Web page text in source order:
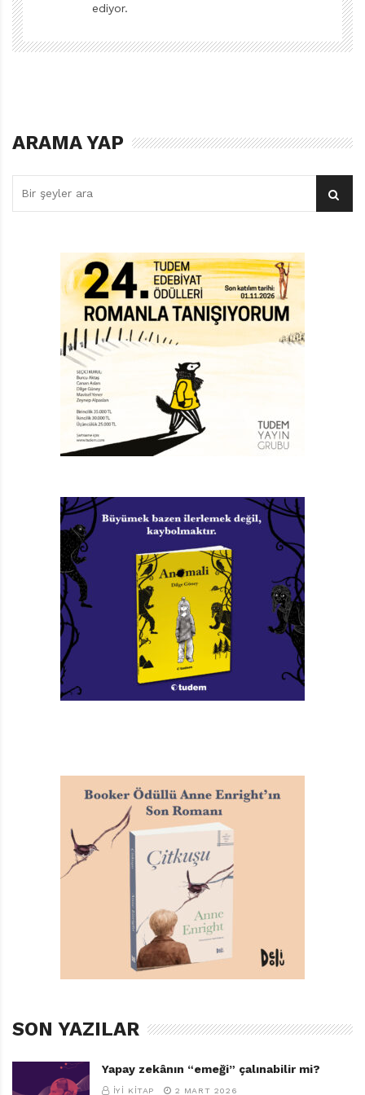
gerçekten cesur biri. Fakat çoğumuz, onun kadar
şöhret sahibi olmasak da kendi hayat kavgamız içinde
kimi zaman bir başımıza kalacağımız da aşikârken.
bitse bile dünya sonu mutlu bitmeyen hikâyelerle dolu.
Çünkü hayat bazılarımıza daha adilken çoğumuza hiç
Emel, ilkin annesinin beşinci doğumundan ötürü
okuldan ayrılmak zorunda kalır. Bütün evin yükü ve
kardeşlerinin bakımı küçücük omuzlarının üzerine
yıkılır. Ama küçük kız umutla annesinin iyileşeceği ve
okula yeniden dönebileceği günü bekler. Oysa olaylar
bütün o masum umutları solduracak şekilde gelişir.
Emel evin alışverişini yapmak için çarşıya gittiğinde
küçük bir kaza geçirir ve hiç tanımadığı bir adamla
tartışır. Tanımadığı adam, küçük kızın kendisi ve
isteyince, Emel hiddetlenir ve adama meydan okur. İşte
bu meydan okumanın neticesinde artık annesi iyileşse
de okuluna dönemeyecektir. Çünkü adam, hep ismini
duyduğu, yaptığı kötülüklerle bütün köye nam salmış,
herkesin korktuğu toprak ağası Cevat Efendi’dir.
Nitekim Cevat Efendi bu küçük kızın köy meydanında
kendine diklenmesini unutmaz ve babasının kendine
olan borcu karşılığında, kızını evine hizmetçi olarak
almaya karar verir. Yapılacak hiçbir şey yoktur. Bütün
boyunlar bükülmüş, eve hüzün çökmüştür. Emel bunun
söner. Emel artık bir tür sözleşmeli köledir.
Her şey eskisiyle kıyas kabul etmez şekilde değişmiştir.
Ama Emel’in pes etmeye niyeti yoktur. Korksa da
kabullenemeyen, hiçbir şeyi değiştiremeyeceğini bilse
de denemekten vazgeçmeyen bir kişiliği vardır. Cevat
Efendi’nin konağında da bu kişiliğiyle hem dost hem de
düşman edinmekte hiç zorluk çekmez. Fakat Emel
meydan muharabesindeki bir general gibi koşullar ne
kadar aleyhine gelişse de daima taarruza geçmeyi bilir.
geri kazanma mücadelesine girişir.
Doğrusu, Aisha Saeed güzel bir direniş, varoluş ve
adalet mücadelesi hikâyesi yazmış. Ama kendisi de
ediyor.
ARAMA YAP
SON YAZILAR
Yapay zekânın “emeği” çalınabilir mi?
İYI KITAP 2 MART 2026